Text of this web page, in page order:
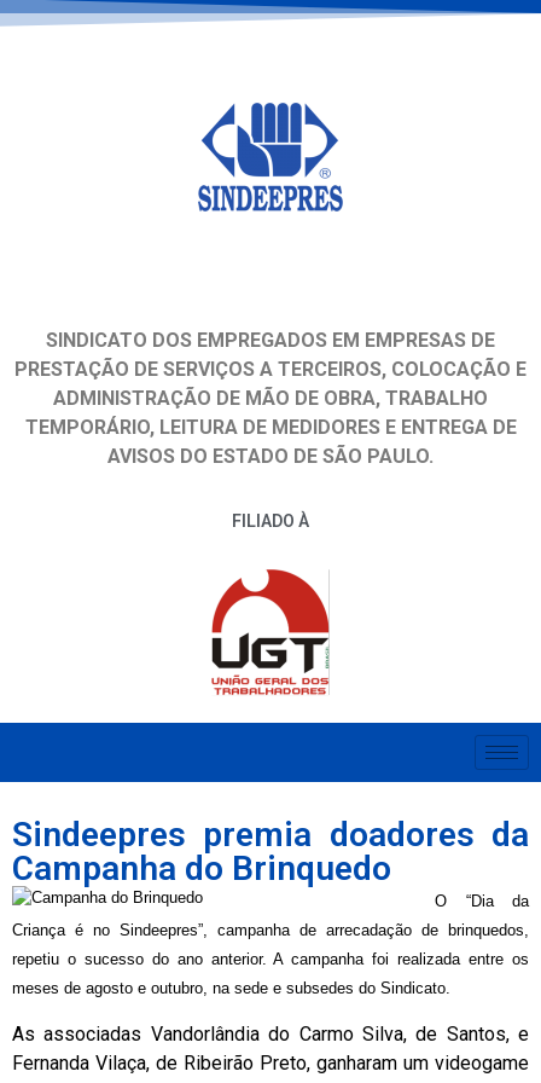
SINDICATO DOS EMPREGADOS EM EMPRESAS DE
PRESTAÇÃO DE SERVIÇOS A TERCEIROS, COLOCAÇÃO E
ADMINISTRAÇÃO DE MÃO DE OBRA, TRABALHO
TEMPORÁRIO, LEITURA DE MEDIDORES E ENTREGA DE
AVISOS DO ESTADO DE SÃO PAULO.
FILIADO À
Sindeepres premia doadores da
Campanha do Brinquedo
O “Dia da
Criança é no Sindeepres”, campanha de arrecadação de brinquedos,
repetiu o sucesso do ano anterior. A campanha foi realizada entre os
meses de agosto e outubro, na sede e subsedes do Sindicato.
As associadas Vandorlândia do Carmo Silva, de Santos, e
Fernanda Vilaça, de Ribeirão Preto, ganharam um videogame